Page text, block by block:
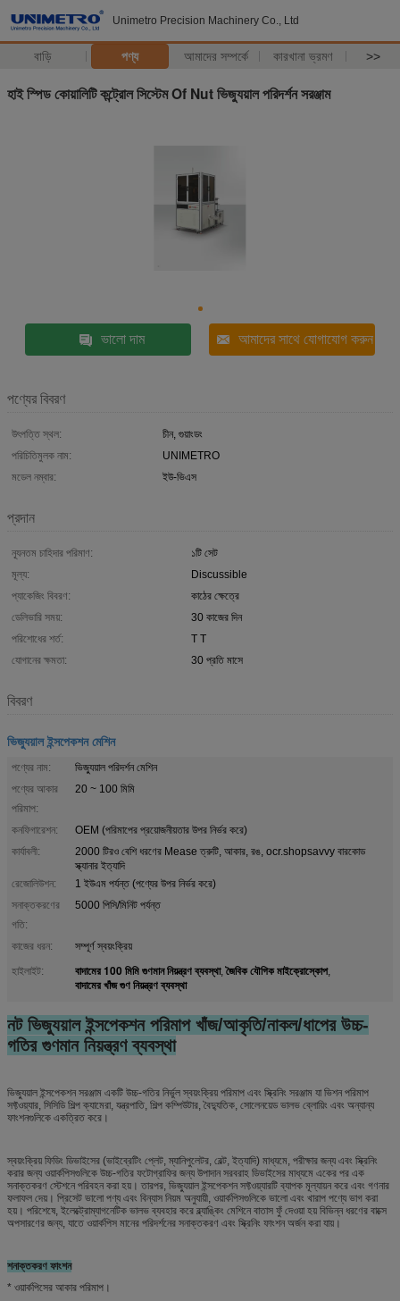
Unimetro Precision Machinery Co., Ltd
বাড়ি পণ্য আমাদের সম্পর্কে কারখানা ভ্রমণ >>
হাই স্পিড কোয়ালিটি কন্ট্রোল সিস্টেম Of Nut ভিজ্যুয়াল পরিদর্শন সরঞ্জাম
ভালো দাম আমাদের সাথে যোগাযোগ করুন
পণ্যের বিবরণ
উৎপত্তি স্থল:
চীন, গুয়াংডং
পরিচিতিমুলক নাম:
UNIMETRO
মডেল নম্বার:
ইউ-ভিএস
প্রদান
ন্যূনতম চাহিদার পরিমাণ:
১টি সেট
মূল্য:
Discussible
প্যাকেজিং বিবরণ:
কাঠের ক্ষেত্রে
ডেলিভারি সময়:
30 কাজের দিন
পরিশোধের শর্ত:
T T
যোগানের ক্ষমতা:
30 প্রতি মাসে
বিবরণ
ভিজ্যুয়াল ইন্সপেকশন মেশিন
পণ্যের নাম:
ভিজ্যুয়াল পরিদর্শন মেশিন
পণ্যের আকার
পরিমাপ:
20 ~ 100 মিমি
কনফিগারেশন:
OEM (পরিমাপের প্রয়োজনীয়তার উপর নির্ভর করে)
কার্যাবলী:
2000 টিরও বেশি ধরণের Mease ত্রুটি, আকার, রঙ, ocr.shopsavvy বারকোড
স্ক্যানার ইত্যাদি
রেজোলিউশন:
1 ইউএম পর্যন্ত (পণ্যের উপর নির্ভর করে)
সনাক্তকরণের
গতি:
5000 পিসি/মিনিট পর্যন্ত
কাজের ধরন:
সম্পূর্ণ স্বয়ংক্রিয়
হাইলাইট:
বাদামের 100 মিমি গুণমান নিয়ন্ত্রণ ব্যবস্থা,জৈবিক যৌগিক মাইক্রোস্কোপ,
বাদামের খাঁজ গুণ নিয়ন্ত্রণ ব্যবস্থা
নট ভিজ্যুয়াল ইন্সপেকশন পরিমাপ খাঁজ/আকৃতি/নাকল/ধাপের উচ্চ-
গতির গুণমান নিয়ন্ত্রণ ব্যবস্থা
ভিজ্যুয়াল ইন্সপেকশন সরঞ্জাম একটি উচ্চ-গতির নির্ভুল স্বয়ংক্রিয় পরিমাপ এবং স্ক্রিনিং সরঞ্জাম যা ভিশন পরিমাপ
সফ্টওয়্যার, সিসিডি শিল্প ক্যামেরা, যন্ত্রপাতি, শিল্প কম্পিউটার, বৈদ্যুতিক, সোলেনয়েড ভালভ ব্লোয়িং এবং অন্যান্য
ফাংশনগুলিকে একত্রিত করে।
স্বয়ংক্রিয় ফিডিং ডিভাইসের (ভাইব্রেটিং প্লেট, ম্যানিপুলেটর, বেল্ট, ইত্যাদি) মাধ্যমে, পরীক্ষার জন্য এবং স্ক্রিনিং
করার জন্য ওয়ার্কপিসগুলিকে উচ্চ-গতির ফটোগ্রাফির জন্য উপাদান সরবরাহ ডিভাইসের মাধ্যমে একের পর এক
সনাক্তকরণ স্টেশনে পরিবহন করা হয়। তারপর, ভিজ্যুয়াল ইন্সপেকশন সফ্টওয়্যারটি ব্যাপক মূল্যায়ন করে এবং গণনার
ফলাফল দেয়। প্রিসেট ভালো পণ্য এবং বিন্যাস নিয়ম অনুযায়ী, ওয়ার্কপিসগুলিকে ভালো এবং খারাপ পণ্যে ভাগ করা
হয়। পরিশেষে, ইলেক্ট্রোম্যাগনেটিক ভালভ ব্যবহার করে ব্ল্যাঙ্কিং মেশিনে বাতাস ফুঁ দেওয়া হয় বিভিন্ন ধরণের বাক্সে
অপসারণের জন্য, যাতে ওয়ার্কপিস মানের পরিদর্শনের সনাক্তকরণ এবং স্ক্রিনিং ফাংশন অর্জন করা যায়।
শনাক্তকরণ ফাংশন
* ওয়ার্কপিসের আকার পরিমাপ।